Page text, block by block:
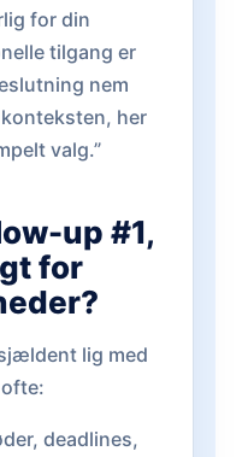
for din
tilgang er
nem
her
valg.”
up #1,
for
lig med
deadlines,